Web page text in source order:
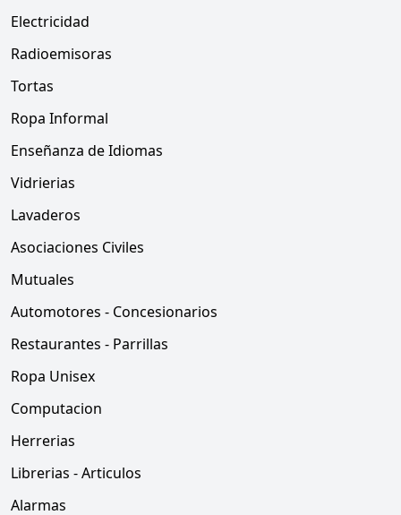
Electricidad
Radioemisoras
Tortas
Ropa Informal
Enseñanza de Idiomas
Vidrierias
Lavaderos
Asociaciones Civiles
Mutuales
Automotores - Concesionarios
Restaurantes - Parrillas
Ropa Unisex
Computacion
Herrerias
Librerias - Articulos
Alarmas